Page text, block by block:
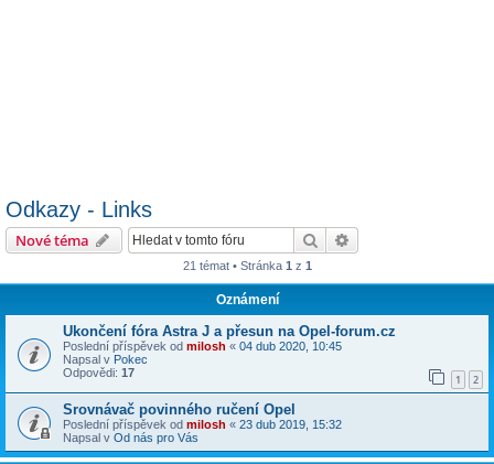
Odkazy - Links
Nové téma Hledat
21 témat • Stránka 1 z 1
Oznámení
Ukončení fóra Astra J a přesun na Opel-forum.cz
Poslední příspěvek od milosh « 04 dub 2020, 10:45
Napsal v Pokec
Odpovědi: 17 1 2
Srovnávač povinného ručení Opel
Poslední příspěvek od milosh « 23 dub 2019, 15:32
Napsal v Od nás pro Vás